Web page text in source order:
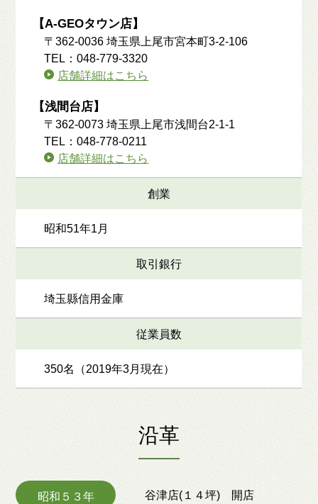
【A-GEOタウン店】
〒362-0036 埼玉県上尾市宮本町3-2-106
TEL：048-779-3320
店舗詳細はこちら
【浅間台店】
〒362-0073 埼玉県上尾市浅間台2-1-1
TEL：048-778-0211
店舗詳細はこちら
創業
昭和51年1月
取引銀行
埼玉縣信用金庫
従業員数
350名（2019年3月現在）
沿革
昭和５３年 谷津店(１４坪) 開店